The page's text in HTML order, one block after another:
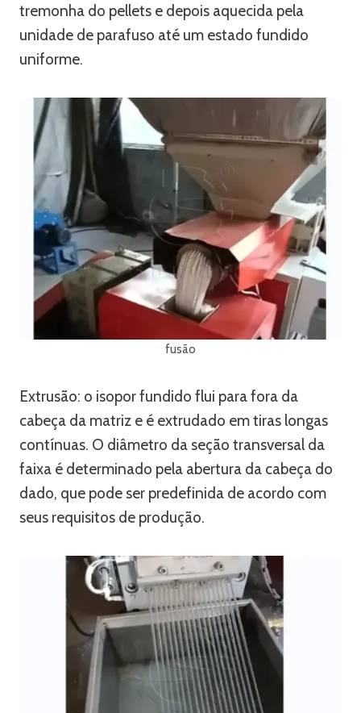
tremonha do pellets e depois aquecida pela
unidade de parafuso até um estado fundido
uniforme.
fusão
Extrusão: o isopor fundido flui para fora da
cabeça da matriz e é extrudado em tiras longas
contínuas. O diâmetro da seção transversal da
faixa é determinado pela abertura da cabeça do
dado, que pode ser predefinida de acordo com
seus requisitos de produção.